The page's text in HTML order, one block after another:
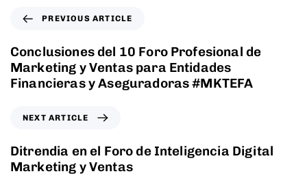
PREVIOUS ARTICLE
Conclusiones del 10 Foro Profesional de
Marketing y Ventas para Entidades
Financieras y Aseguradoras #MKTEFA
NEXT ARTICLE
Ditrendia en el Foro de Inteligencia Digital
Marketing y Ventas